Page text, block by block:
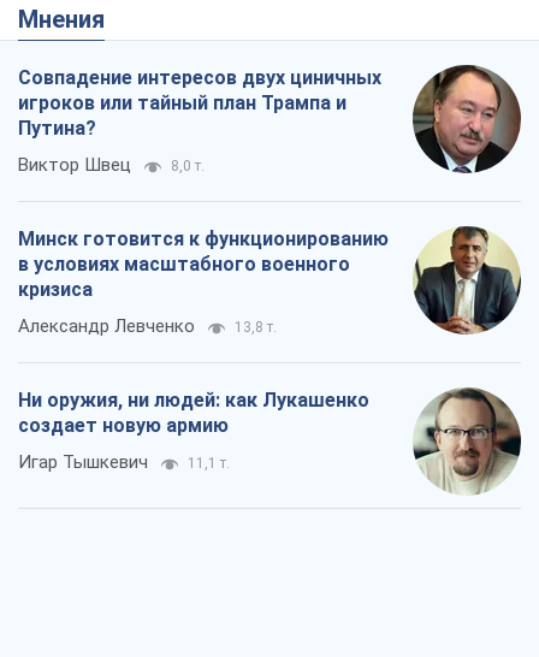
Мнения
Совпадение интересов двух циничных
игроков или тайный план Трампа и
Путина?
Виктор Швец 8,0 т.
Минск готовится к функционированию
в условиях масштабного военного
кризиса
Александр Левченко 13,8 т.
Ни оружия, ни людей: как Лукашенко
создает новую армию
Игар Тышкевич 11,1 т.